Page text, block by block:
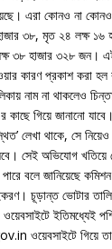
এরা কোনও না
৩৮, মৃত ২৪ লক্ষ ১৬
৩৮ হাজার ৩২৮ জন।
কারণ প্রকাশ করা হল
নাম না থাকলেও
কাছে গিয়ে জানানো
লেখা থাকে, সে
সেই অভিযোগ
পারে বলে জানিয়েছে
চূড়ান্ত ভোটার
ইতিমধ্যেই
ওয়েবসাইটে গিয়ে